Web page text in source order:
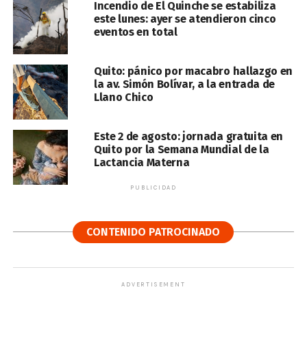
Incendio de El Quinche se estabiliza
este lunes: ayer se atendieron cinco
eventos en total
Quito: pánico por macabro hallazgo en
la av. Simón Bolívar, a la entrada de
Llano Chico
Este 2 de agosto: jornada gratuita en
Quito por la Semana Mundial de la
Lactancia Materna
PUBLICIDAD
CONTENIDO PATROCINADO
ADVERTISEMENT